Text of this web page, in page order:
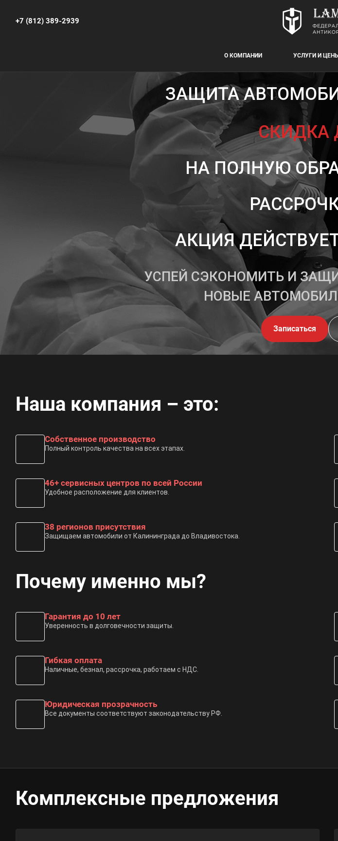
+7 (812) 389-2939
О КОМПАНИИ УСЛУГИ И
ЗАЩИТА
СКИДКА
НА ПОЛНУЮ
АКЦИЯ
УСПЕЙ СЭКОНОМИТЬ И
НОВЫЕ
Записаться
Наша компания – это:
Собственное производство
Полный контроль качества на всех этапах.
46+ сервисных центров по всей России
Удобное расположение для клиентов.
38 регионов присутствия
Защищаем автомобили от Калининграда до Владивостока.
Почему именно мы?
Гарантия до 10 лет
Уверенность в долговечности защиты.
Гибкая оплата
Наличные, безнал, рассрочка, работаем с НДС.
Юридическая прозрачность
Все документы соответствуют законодательству РФ.
Комплексные предложения